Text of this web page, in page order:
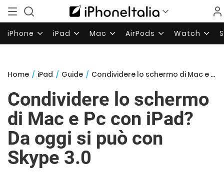
iPhone iPad Mac AirPods Watch
Home / iPad / Guide / Condividere lo schermo di Mac e Pc con iPad? Da oggi si può con Skype 3.0
Condividere lo schermo
di Mac e Pc con iPad?
Da oggi si può con
Skype 3.0